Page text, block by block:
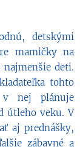
detskými
mamičky na
deti.
tohto
v nej plánuje
útleho veku. V
aj prednášky,
zábavné a